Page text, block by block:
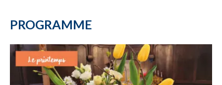
PROGRAMME